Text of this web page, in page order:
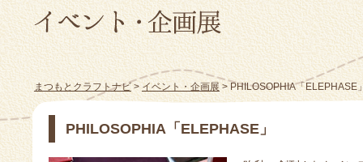
まつもとクラフトナビ>イベント・企画展> PHILOSOPHIA「ELEPHASE
PHILOSOPHIA「ELEPHASE」